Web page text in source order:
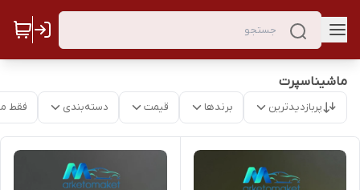
ماشیناسپرت
پربازدیدترین برندها قیمت دسته‌بندی فقط